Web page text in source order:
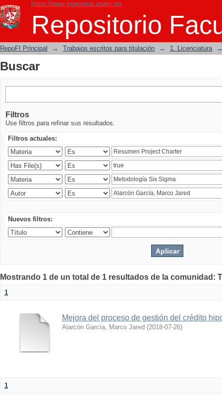
https://www.ingenieria.unam.mx
Repositorio
Buscar
RepoFI Principal → Trabajos escritos para titulación → 1. Licenciatura
Buscar
Filtros
Use filtros para refinar sus resultados.
Filtros actuales:
Nuevos filtros:
Mostrando 1 de un total de 1 resultados de la comunidad:
1
Mejora del proceso de gestión del crédito
Alarcón García, Marco Jared (2018-07-26)
1